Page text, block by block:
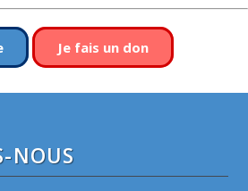
Je fais un don
NOUS